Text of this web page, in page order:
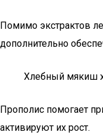
Помимо экстрактов
дополнительно
Хлебный мякиш
Прополис помогает
активируют их рост.